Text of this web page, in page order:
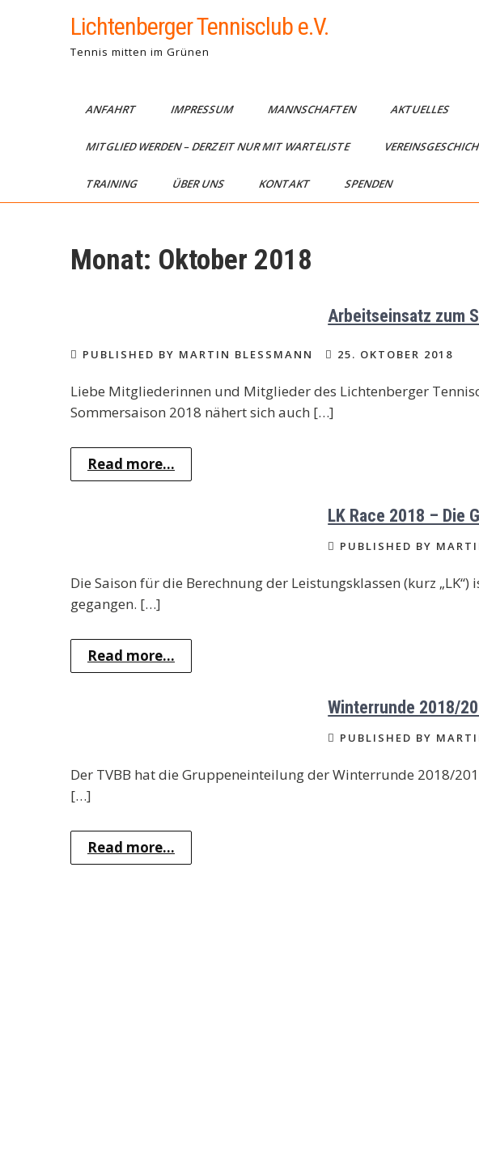
Lichtenberger Tennisclub e.V.
Tennis mitten im Grünen
ANFAHRT IMPRESSUM MANNSCHAFTEN AKTUELLES
MITGLIED WERDEN – DERZEIT NUR MIT WARTELISTE
TRAINING ÜBER UNS KONTAKT SPENDEN
Monat: Oktober 2018
Arbeitseinsatz zum
PUBLISHED BY MARTIN BLESSMANN 25. OKTOBER 2018
Liebe Mitgliederinnen und Mitglieder des Lichtenberger
Sommersaison 2018 nähert sich auch […]
Read more...
LK Race 2018 – Die
PUBLISHED BY
Die Saison für die Berechnung der Leistungsklassen (kurz „LK“)
gegangen. […]
Read more...
Winterrunde 2018/
PUBLISHED BY
Der TVBB hat die Gruppeneinteilung der Winterrunde 2018/
[…]
Read more...